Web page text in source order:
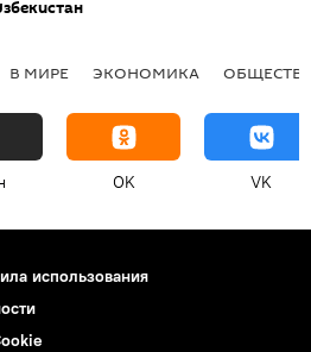
В МИРЕ ЭКОНОМИКА
OK VK
использования